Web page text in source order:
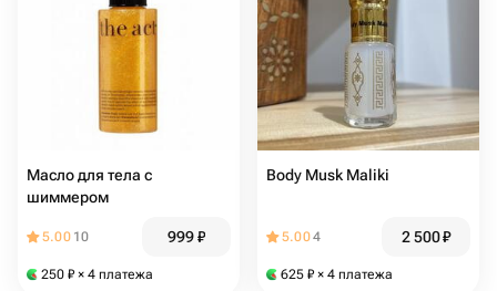
Масло для тела с
шиммером
5.00 10 999₽
250 ₽ × 4 платежа
Body Musk Maliki
5.004 2 500₽
625 ₽ × 4 платежа